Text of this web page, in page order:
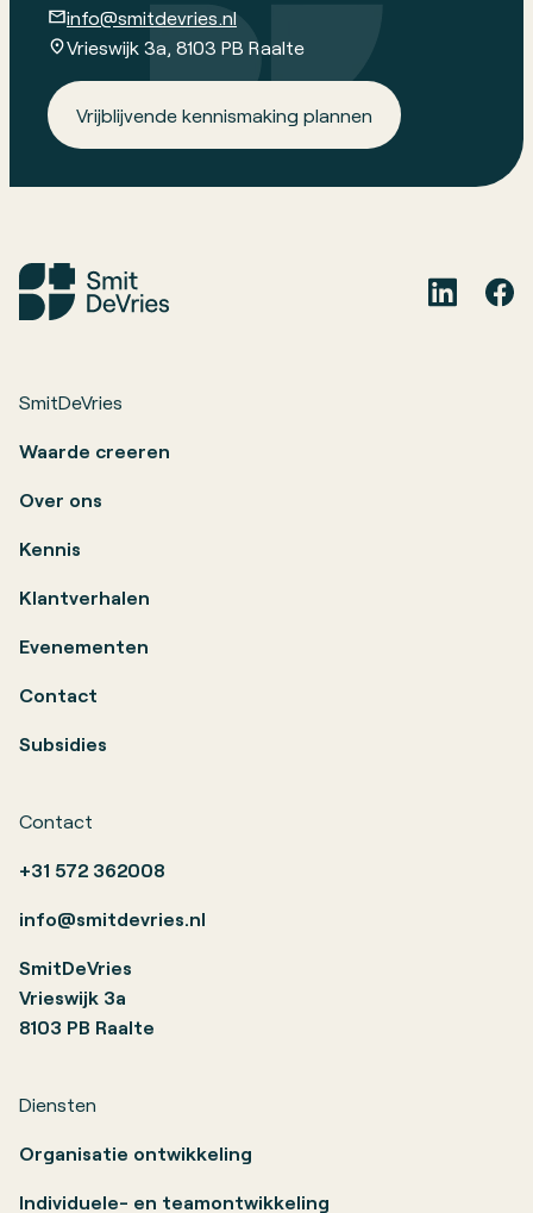
info@smitdevries.nl
Vrieswijk 3a, 8103 PB Raalte
Vrijblijvende kennismaking plannen
SmitDeVries
Waarde creeren
Over ons
Kennis
Klantverhalen
Evenementen
Contact
Subsidies
Diensten
Organisatie ontwikkeling
Individuele- en teamontwikkeling
Contact
+31 572 362008
info@smitdevries.nl
SmitDeVries
Vrieswijk 3a
8103 PB Raalte